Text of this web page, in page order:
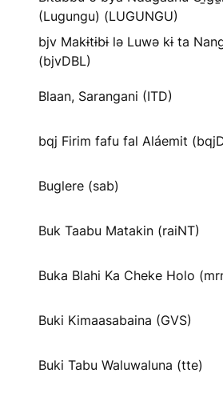
(Lugungu) (LUGUNGU)
bjv Makɨtɨbɨ lə Luwə kɨ ta
(bjvDBL)
Blaan, Sarangani (ITD)
bqj Firim fafu fal Aláemit
Buglere (sab)
Buk Taabu Matakin (raiNT)
Buka Blahi Ka Cheke Holo
Buki Kimaasabaina (GVS)
Buki Tabu Waluwaluna (tte)